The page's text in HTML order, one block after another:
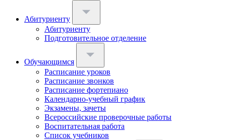
Абитуриенту
Абитуриенту
Подготовительное отделение
Обучающимся
Расписание уроков
Расписание звонков
Расписание фортепиано
Календарно-учебный график
Экзамены, зачеты
Всероссийские проверочные работы
Воспитательная работа
Список учебников